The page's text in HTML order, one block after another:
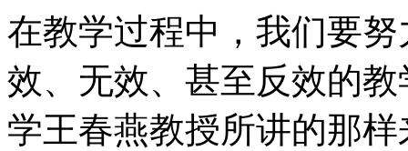
在教学过程中，我们要
效、无效、甚至反效的
学王春燕教授所讲的那